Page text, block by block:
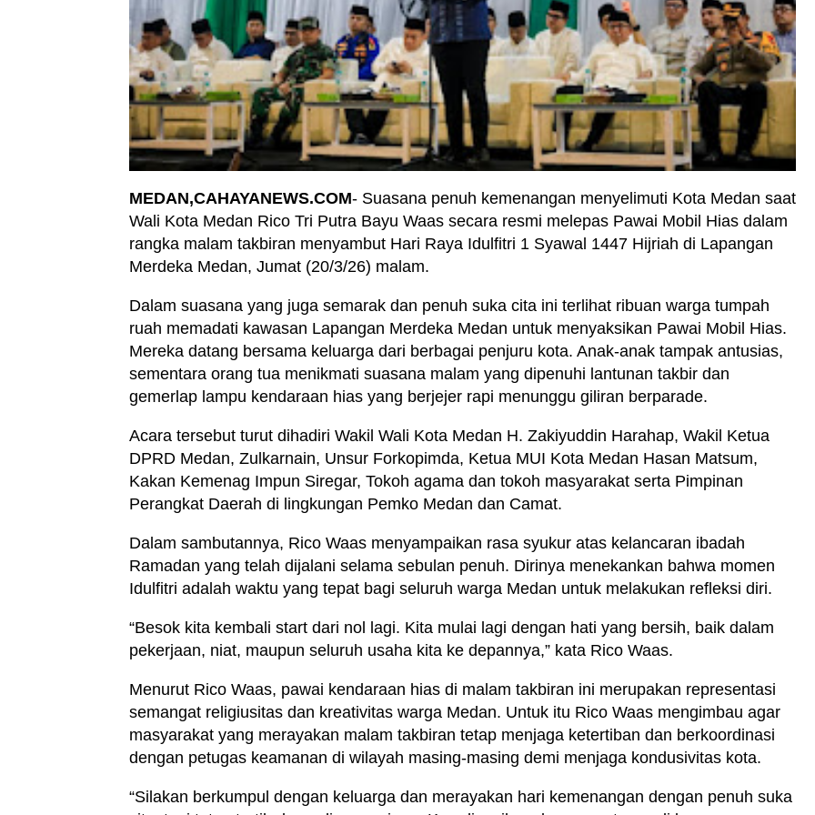
MEDAN,CAHAYANEWS.COM- Suasana penuh kemenangan menyelimuti Kota Medan saat
Wali Kota Medan Rico Tri Putra Bayu Waas secara resmi melepas Pawai Mobil Hias dalam
rangka malam takbiran menyambut Hari Raya Idulfitri 1 Syawal 1447 Hijriah di Lapangan
Merdeka Medan, Jumat (20/3/26) malam.
Dalam suasana yang juga semarak dan penuh suka cita ini terlihat ribuan warga tumpah
ruah memadati kawasan Lapangan Merdeka Medan untuk menyaksikan Pawai Mobil Hias.
Mereka datang bersama keluarga dari berbagai penjuru kota. Anak-anak tampak antusias,
sementara orang tua menikmati suasana malam yang dipenuhi lantunan takbir dan
gemerlap lampu kendaraan hias yang berjejer rapi menunggu giliran berparade.
Acara tersebut turut dihadiri Wakil Wali Kota Medan H. Zakiyuddin Harahap, Wakil Ketua
DPRD Medan, Zulkarnain, Unsur Forkopimda, Ketua MUI Kota Medan Hasan Matsum,
Kakan Kemenag Impun Siregar, Tokoh agama dan tokoh masyarakat serta Pimpinan
Perangkat Daerah di lingkungan Pemko Medan dan Camat.
Dalam sambutannya, Rico Waas menyampaikan rasa syukur atas kelancaran ibadah
Ramadan yang telah dijalani selama sebulan penuh. Dirinya menekankan bahwa momen
Idulfitri adalah waktu yang tepat bagi seluruh warga Medan untuk melakukan refleksi diri.
“Besok kita kembali start dari nol lagi. Kita mulai lagi dengan hati yang bersih, baik dalam
pekerjaan, niat, maupun seluruh usaha kita ke depannya,” kata Rico Waas.
Menurut Rico Waas, pawai kendaraan hias di malam takbiran ini merupakan representasi
semangat religiusitas dan kreativitas warga Medan. Untuk itu Rico Waas mengimbau agar
masyarakat yang merayakan malam takbiran tetap menjaga ketertiban dan berkoordinasi
dengan petugas keamanan di wilayah masing-masing demi menjaga kondusivitas kota.
“Silakan berkumpul dengan keluarga dan merayakan hari kemenangan dengan penuh suka